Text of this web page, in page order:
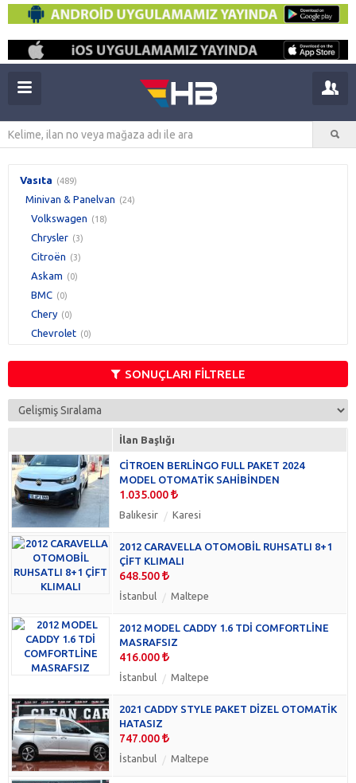
Vasıta (489)
Minivan & Panelvan (24)
Volkswagen (18)
Chrysler (3)
Citroën (3)
Askam (0)
BMC (0)
Chery (0)
Chevrolet (0)
Daihatsu
DFM (0)
FAW (0)
Fiat (0)
Ford (0)
GAZ (0)
GMC (0)
HFKanuni (0)
Hyundai (0)
Kia (0)
Lancia (0)
Mazda (0)
Mitsubishi (0)
Nissan (0)
Opel (0)
Peugeot (0)
Pontiac (0)
SONUÇLARI FİLTRELE
İlan Başlığı
CİTROEN BERLİNGO FULL PAKET 2024
MODEL OTOMATİK SAHİBİNDEN
1.035.000
Balıkesir Karesi
2012 CARAVELLA OTOMOBİL RUHSATLI 8+1
ÇİFT KLIMALI
648.500
İstanbul Maltepe
2012 MODEL CADDY 1.6 TDİ COMFORTLİNE
MASRAFSIZ
416.000
İstanbul Maltepe
2021 CADDY STYLE PAKET DİZEL OTOMATİK
HATASIZ
747.000
İstanbul Maltepe